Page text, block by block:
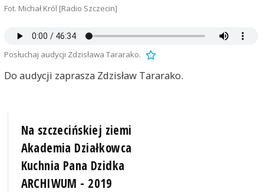
Fot. Michał Król [Radio Szczecin]
Posłuchaj audycji Zdzisława Tararako.
Do audycji zaprasza Zdzisław Tararako.
Na szczecińskiej ziemi
Akademia Działkowca
Kuchnia Pana Dzidka
ARCHIWUM - 2019